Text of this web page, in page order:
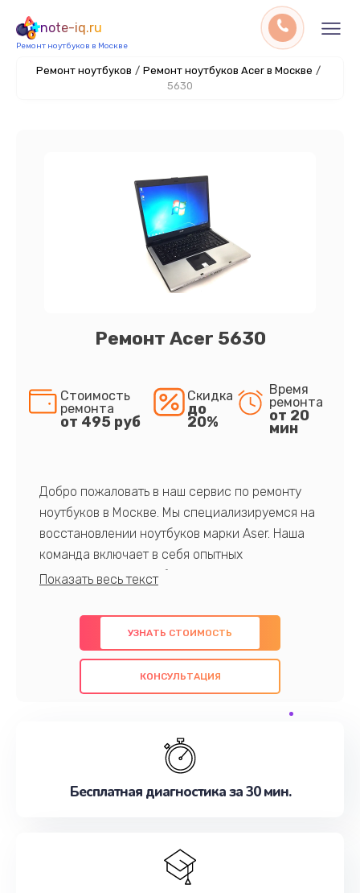
note-iq.ru
Ремонт ноутбуков в Москве
Ремонт ноутбуков / Ремонт ноутбуков Acer в Москве /
5630
Ремонт Acer 5630
Стоимость
ремонта
от 495 руб
Скидка
до
20%
Время
ремонта
от 20
мин
Добро пожаловать в наш сервис по ремонту
ноутбуков в Москве. Мы специализируемся на
восстановлении ноутбуков марки Aser. Наша
команда включает в себя опытных
профессионалов с обширными знаниями и
предлагаем быстрый и качественный ремонт с
использованием оригинальных компонентов, а
также гарантируем качество всех
проведенных работ. Наша цель - предоставить
наилучшим образом. Не медлите записаться на
УЗНАТЬ СТОИМОСТЬ
КОНСУЛЬТАЦИЯ
Бесплатная диагностика за 30 мин.